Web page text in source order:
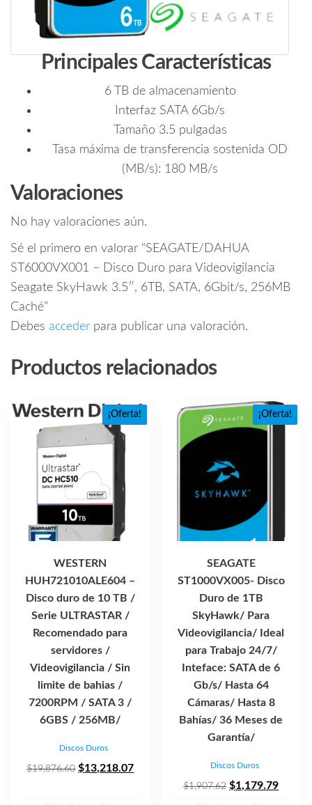
Principales Características
6 TB de almacenamiento
Interfaz SATA 6Gb/s
Tamaño 3.5 pulgadas
Tasa máxima de transferencia sostenida OD
(MB/s): 180 MB/s
Valoraciones
No hay valoraciones aún.
Sé el primero en valorar “SEAGATE/DAHUA
ST6000VX001 – Disco Duro para Videovigilancia
Seagate SkyHawk 3.5″, 6TB, SATA, 6Gbit/s, 256MB
Caché”
Debes acceder para publicar una valoración.
Productos relacionados
¡Oferta!
WESTERN
HUH721010ALE604 –
Disco duro de 10 TB /
Serie ULTRASTAR /
Recomendado para
servidores /
Videovigilancia / Sin
limite de bahias /
7200RPM / SATA 3 /
6GBS / 256MB/
Discos Duros
$19,876.60 El
$13,218.07El
¡Oferta!
SEAGATE
ST1000VX005- Disco
Duro de 1TB
SkyHawk/ Para
Videovigilancia/ Ideal
para Trabajo 24/7/
Inteface: SATA de 6
Gb/s/ Hasta 64
Cámaras/ Hasta 8
Bahías/ 36 Meses de
Garantía/
Discos Duros
$1,907.62 El
$1,179.79El